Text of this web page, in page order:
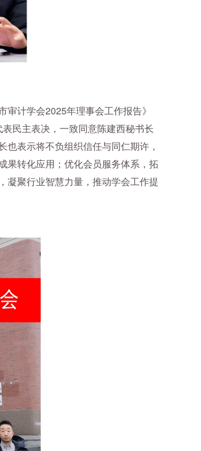
计学会2025年理事会工作报告》
民主表决，一致同意陈建西秘书长
表示将不负组织信任与同仁期许，
果转化应用；优化会员服务体系，拓
凝聚行业智慧力量，推动学会工作提